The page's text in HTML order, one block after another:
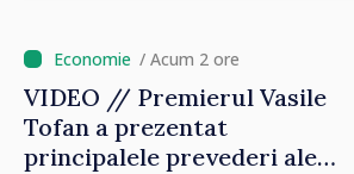
/ Acum 2 ore
VIDEO // Premierul Vasile
Tofan a prezentat
principalele prevederi ale